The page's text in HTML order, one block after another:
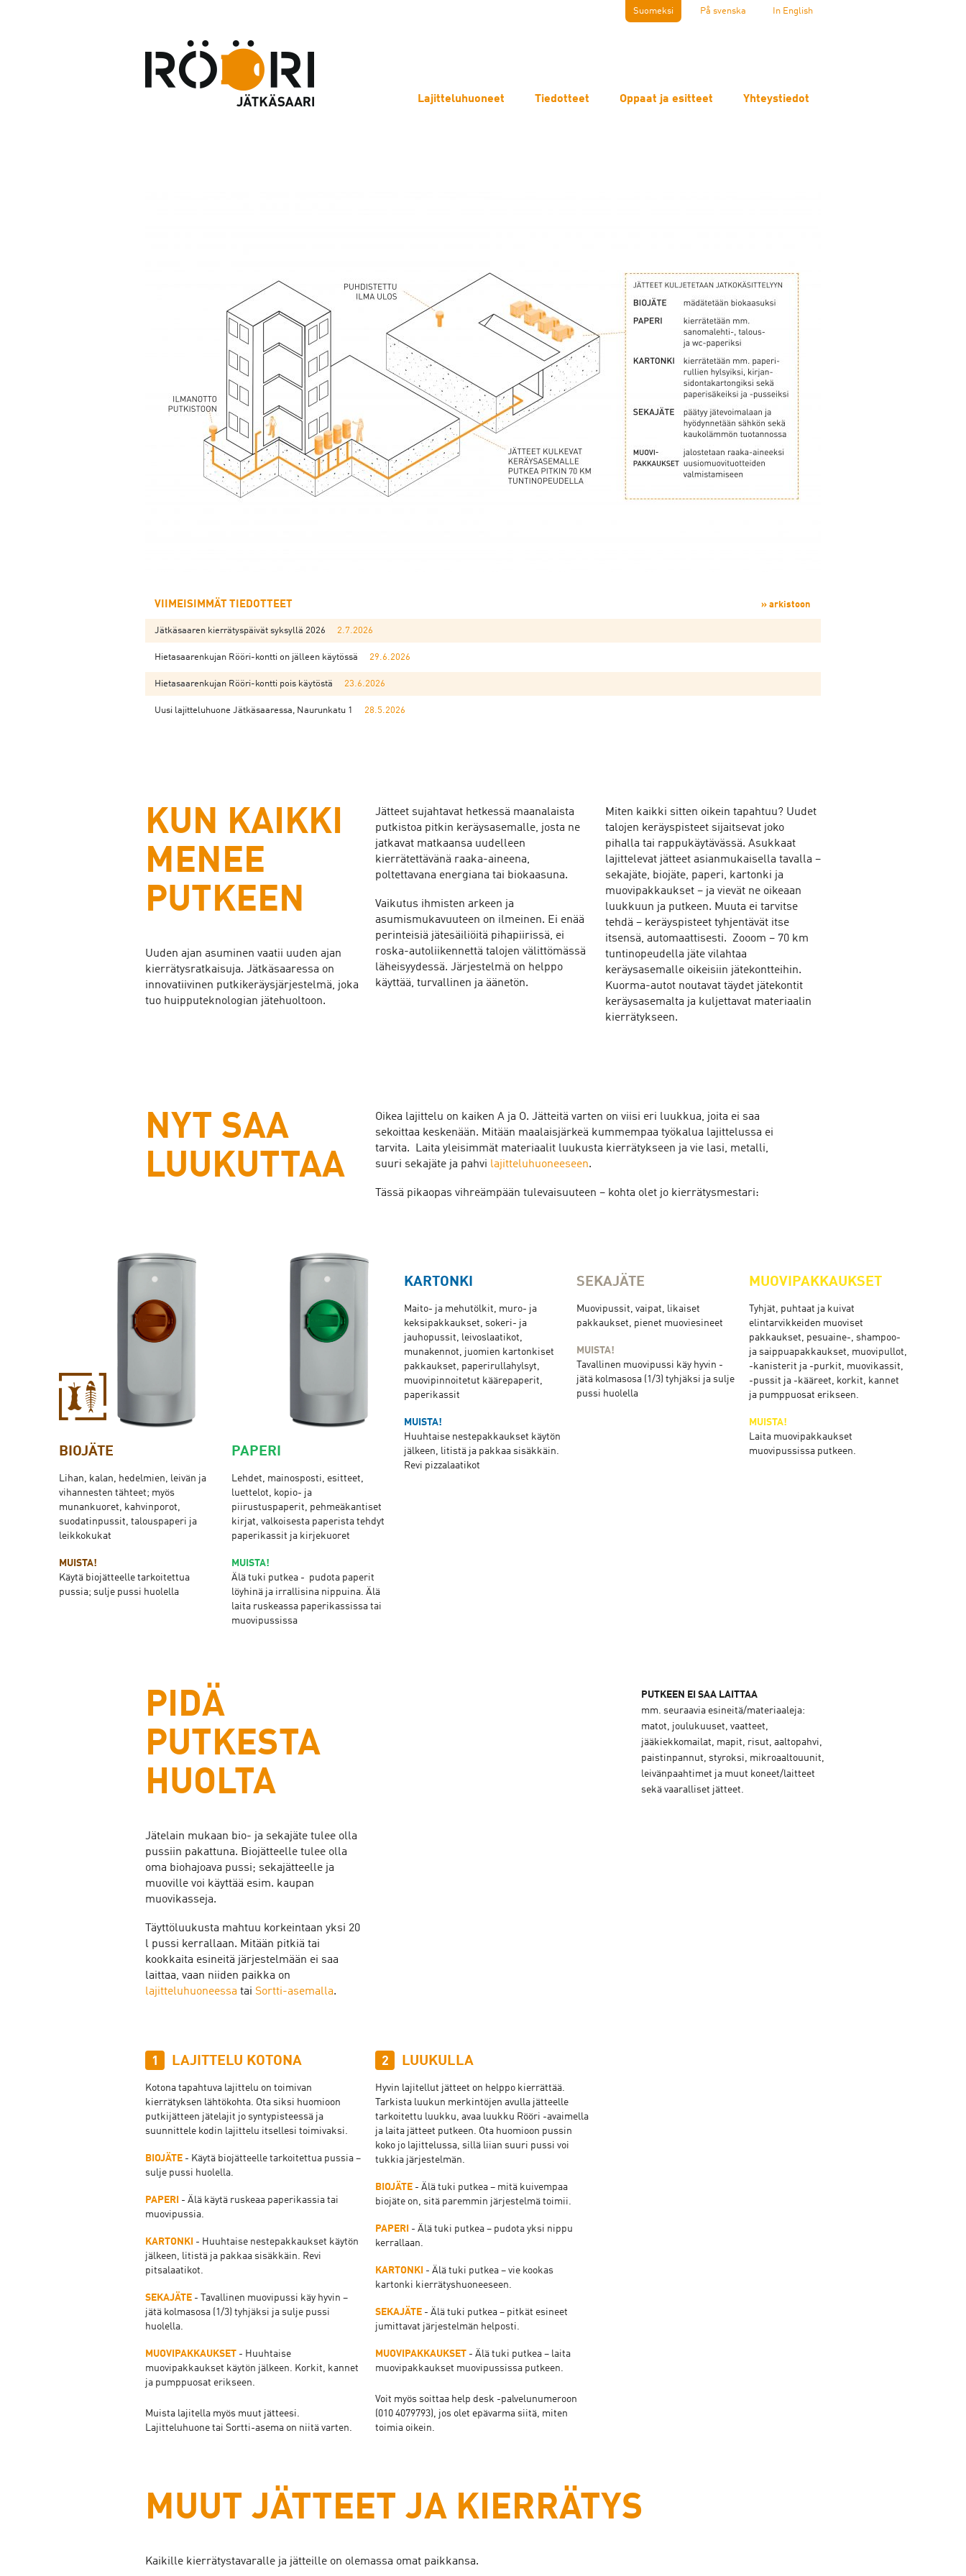
Suomeksi På svenska In English
Lajitteluhuoneet Tiedotteet Oppaat ja esitteet Yhteystiedot
VIIMEISIMMÄT TIEDOTTEET » arkistoon
Jätkäsaaren kierrätyspäivät syksyllä 2026 2.7.2026
Hietasaarenkujan Rööri-kontti on jälleen käytössä 29.6.2026
Hietasaarenkujan Rööri-kontti pois käytöstä 23.6.2026
Uusi lajitteluhuone Jätkäsaaressa, Naurunkatu 1 28.5.2026
KUN KAIKKI
MENEE
PUTKEEN
Uuden ajan asuminen vaatii uuden ajan
kierrätysratkaisuja. Jätkäsaaressa on
innovatiivinen putkikeräysjärjestelmä, joka
tuo huipputeknologian jätehuoltoon.
Jätteet sujahtavat hetkessä maanalaista
putkistoa pitkin keräysasemalle, josta ne
jatkavat matkaansa uudelleen
kierrätettävänä raaka-aineena,
poltettavana energiana tai biokaasuna.
Vaikutus ihmisten arkeen ja
asumismukavuuteen on ilmeinen. Ei enää
perinteisiä jätesäiliöitä pihapiirissä, ei
roska-autoliikennettä talojen välittömässä
läheisyydessä. Järjestelmä on helppo
käyttää, turvallinen ja äänetön.
Miten kaikki sitten oikein tapahtuu? Uudet
talojen keräyspisteet sijaitsevat joko
pihalla tai rappukäytävässä. Asukkaat
lajittelevat jätteet asianmukaisella tavalla –
sekajäte, biojäte, paperi, kartonki ja
muovipakkaukset – ja vievät ne oikeaan
luukkuun ja putkeen. Muuta ei tarvitse
tehdä – keräyspisteet tyhjentävät itse
itsensä, automaattisesti. Zooom – 70 km
tuntinopeudella jäte vilahtaa
keräysasemalle oikeisiin jätekontteihin.
Kuorma-autot noutavat täydet jätekontit
keräysasemalta ja kuljettavat materiaalin
kierrätykseen.
NYT SAA
LUUKUTTAA
Oikea lajittelu on kaiken A ja O. Jätteitä varten on viisi eri luukkua, joita ei saa
sekoittaa keskenään. Mitään maalaisjärkeä kummempaa työkalua lajittelussa ei
tarvita. Laita yleisimmät materiaalit luukusta kierrätykseen ja vie lasi, metalli,
suuri sekajäte ja pahvi lajitteluhuoneeseen.
Tässä pikaopas vihreämpään tulevaisuuteen – kohta olet jo kierrätysmestari:
BIOJÄTE
Lihan, kalan, hedelmien, leivän ja
vihannesten tähteet; myös
munankuoret, kahvinporot,
suodatinpussit, talouspaperi ja
leikkokukat
MUISTA!
Käytä biojätteelle tarkoitettua
pussia; sulje pussi huolella
PAPERI
Lehdet, mainosposti, esitteet,
luettelot, kopio- ja
piirustuspaperit, pehmeäkantiset
kirjat, valkoisesta paperista tehdyt
paperikassit ja kirjekuoret
MUISTA!
Älä tuki putkea - pudota paperit
löyhinä ja irrallisina nippuina. Älä
laita ruskeassa paperikassissa tai
muovipussissa
KARTONKI
Maito- ja mehutölkit, muro- ja
keksipakkaukset, sokeri- ja
jauhopussit, leivoslaatikot,
munakennot, juomien kartonkiset
pakkaukset, paperirullahylsyt,
muovipinnoitetut käärepaperit,
paperikassit
MUISTA!
Huuhtaise nestepakkaukset käytön
jälkeen, litistä ja pakkaa sisäkkäin.
Revi pizzalaatikot
SEKAJÄTE
Muovipussit, vaipat, likaiset
pakkaukset, pienet muoviesineet
MUISTA!
Tavallinen muovipussi käy hyvin -
jätä kolmasosa (1/3) tyhjäksi ja sulje
pussi huolella
MUOVIPAKKAUKSET
Tyhjät, puhtaat ja kuivat
elintarvikkeiden muoviset
pakkaukset, pesuaine-, shampoo-
ja saippuapakkaukset, muovipullot,
-kanisterit ja -purkit, muovikassit,
-pussit ja -kääreet, korkit, kannet
ja pumppuosat erikseen.
MUISTA!
Laita muovipakkaukset
muovipussissa putkeen.
PIDÄ
PUTKESTA
HUOLTA
Jätelain mukaan bio- ja sekajäte tulee olla
pussiin pakattuna. Biojätteelle tulee olla
oma biohajoava pussi; sekajätteelle ja
muoville voi käyttää esim. kaupan
muovikasseja.
Täyttöluukusta mahtuu korkeintaan yksi 20
l pussi kerrallaan. Mitään pitkiä tai
kookkaita esineitä järjestelmään ei saa
laittaa, vaan niiden paikka on
lajitteluhuoneessa tai Sortti-asemalla.
PUTKEEN EI SAA LAITTAA
mm. seuraavia esineitä/materiaaleja:
matot, joulukuuset, vaatteet,
jääkiekkomailat, mapit, risut, aaltopahvi,
paistinpannut, styroksi, mikroaaltouunit,
leivänpaahtimet ja muut koneet/laitteet
sekä vaaralliset jätteet.
1 LAJITTELU KOTONA
Kotona tapahtuva lajittelu on toimivan
kierrätyksen lähtökohta. Ota siksi huomioon
putkijätteen jätelajit jo syntypisteessä ja
suunnittele kodin lajittelu itsellesi toimivaksi.
BIOJÄTE - Käytä biojätteelle tarkoitettua pussia –
sulje pussi huolella.
PAPERI - Älä käytä ruskeaa paperikassia tai
muovipussia.
KARTONKI - Huuhtaise nestepakkaukset käytön
jälkeen, litistä ja pakkaa sisäkkäin. Revi
pitsalaatikot.
SEKAJÄTE - Tavallinen muovipussi käy hyvin –
jätä kolmasosa (1/3) tyhjäksi ja sulje pussi
huolella.
MUOVIPAKKAUKSET - Huuhtaise
muovipakkaukset käytön jälkeen. Korkit, kannet
ja pumppuosat erikseen.
Muista lajitella myös muut jätteesi.
Lajitteluhuone tai Sortti-asema on niitä varten.
2 LUUKULLA
Hyvin lajitellut jätteet on helppo kierrättää.
Tarkista luukun merkintöjen avulla jätteelle
tarkoitettu luukku, avaa luukku Rööri -avaimella
ja laita jätteet putkeen. Ota huomioon pussin
koko jo lajittelussa, sillä liian suuri pussi voi
tukkia järjestelmän.
BIOJÄTE - Älä tuki putkea – mitä kuivempaa
biojäte on, sitä paremmin järjestelmä toimii.
PAPERI - Älä tuki putkea – pudota yksi nippu
kerrallaan.
KARTONKI - Älä tuki putkea – vie kookas
kartonki kierrätyshuoneeseen.
SEKAJÄTE - Älä tuki putkea – pitkät esineet
jumittavat järjestelmän helposti.
MUOVIPAKKAUKSET - Älä tuki putkea – laita
muovipakkaukset muovipussissa putkeen.
Voit myös soittaa help desk -palvelunumeroon
(010 4079793), jos olet epävarma siitä, miten
toimia oikein.
MUUT JÄTTEET JA KIERRÄTYS
Kaikille kierrätystavaralle ja jätteille on olemassa omat paikkansa.